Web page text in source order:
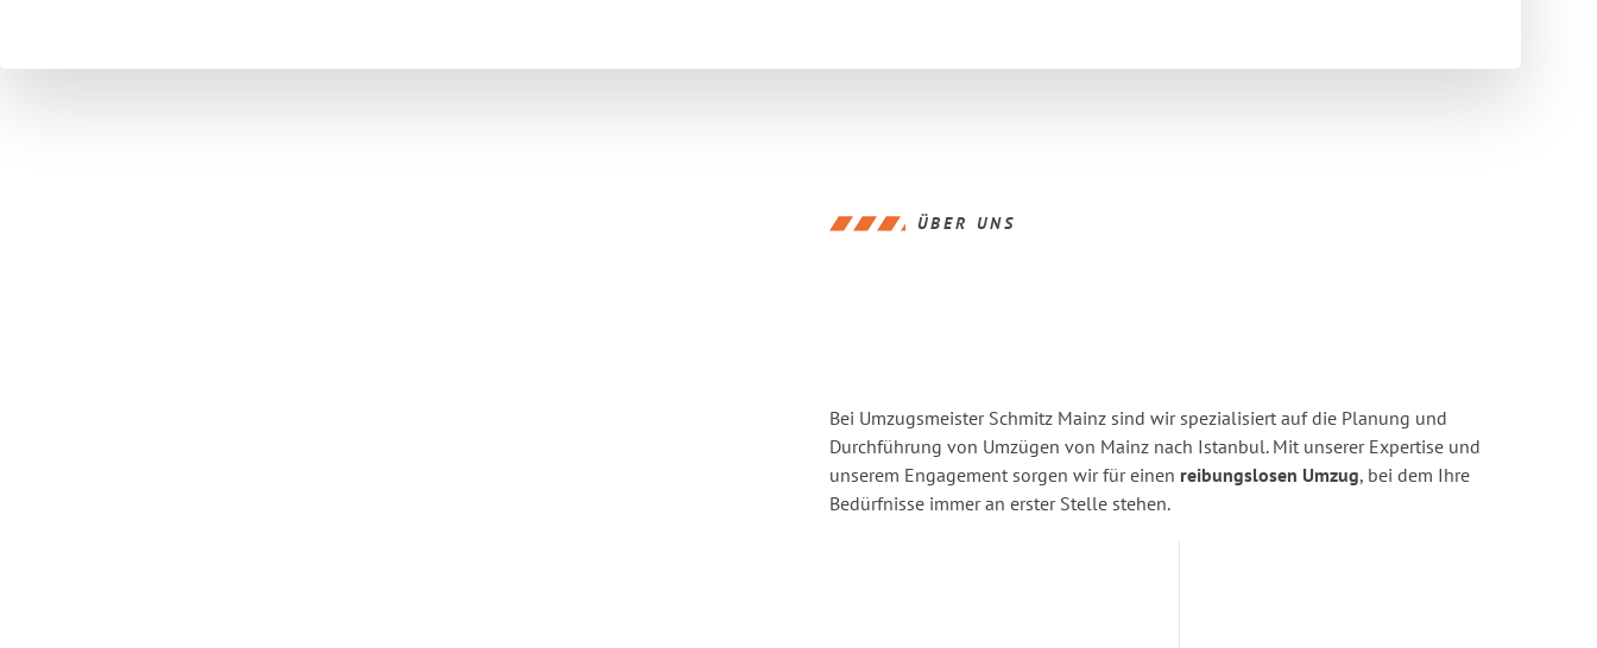
ÜBER UNS
Bei Umzugsmeister Schmitz Mainz sind wir spezialisiert auf die Planung und
Durchführung von Umzügen von Mainz nach Istanbul. Mit unserer Expertise und
unserem Engagement sorgen wir für einen reibungslosen Umzug, bei dem Ihre
Bedürfnisse immer an erster Stelle stehen.